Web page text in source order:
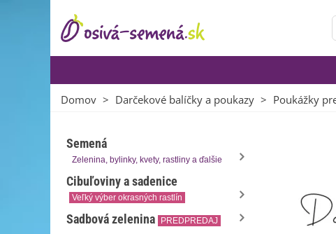
Domov > Darčekové balíčky a poukazy > Poukážky
Semená
Zelenina, bylinky, kvety, rastliny a ďalšie
Cibuľoviny a sadenice
Veľký výber okrasných rastlín
Sadbová zelenina PREDPREDAJ